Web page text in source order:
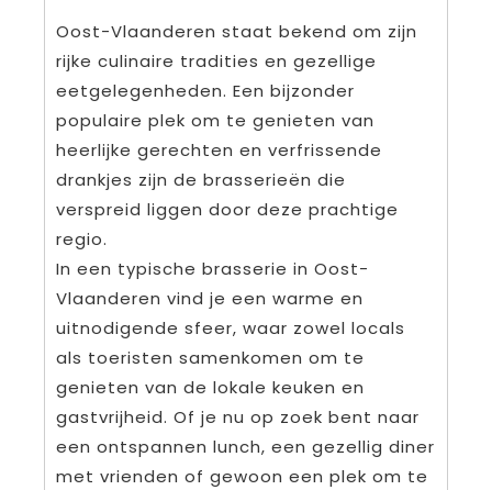
Oost-Vlaanderen staat bekend om zijn
rijke culinaire tradities en gezellige
eetgelegenheden. Een bijzonder
populaire plek om te genieten van
heerlijke gerechten en verfrissende
drankjes zijn de brasserieën die
verspreid liggen door deze prachtige
regio.
In een typische brasserie in Oost-
Vlaanderen vind je een warme en
uitnodigende sfeer, waar zowel locals
als toeristen samenkomen om te
genieten van de lokale keuken en
gastvrijheid. Of je nu op zoek bent naar
een ontspannen lunch, een gezellig diner
met vrienden of gewoon een plek om te